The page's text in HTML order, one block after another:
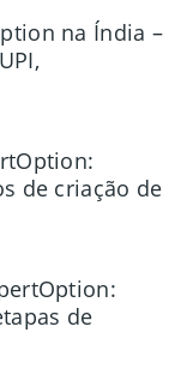
na Índia –
e
de criação de
de